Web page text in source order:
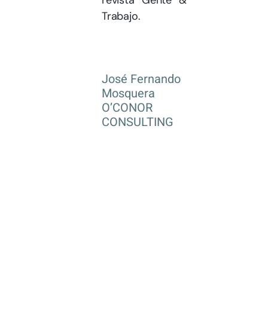
Trabajo.
José Fernando
Mosquera
O’CONOR
CONSULTING